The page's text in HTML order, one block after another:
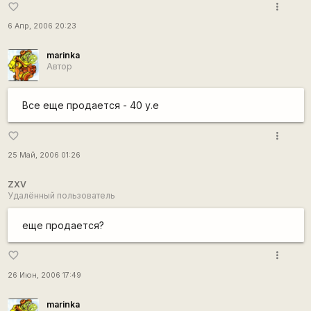
favorite_border
6 Апр, 2006 20:23
more_vert
marinka
Автор
Все еще продается - 40 у.е
favorite_border
25 Май, 2006 01:26
more_vert
ZXV
Удалённый пользователь
еще продается?
favorite_border
26 Июн, 2006 17:49
more_vert
marinka